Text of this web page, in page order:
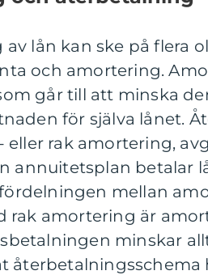
lån kan ske på flera
och amortering.
går till att minska
för själva lånet.
eller rak amortering,
annuitetsplan betalar
mellan
rak amortering är
minskar